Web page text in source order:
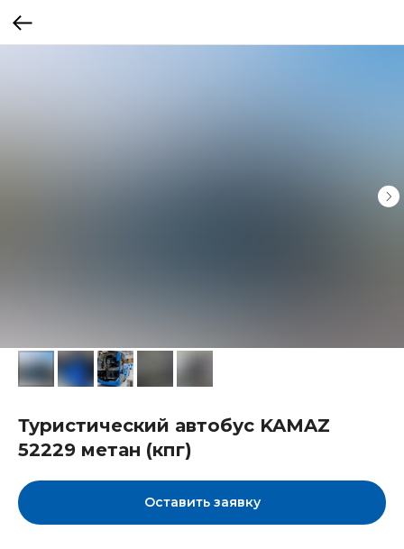
Туристический автобус KAMAZ
52229 метан (кпг)
Оставить заявку